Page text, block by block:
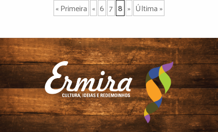
« Primeira « 6 7 8 » Última »